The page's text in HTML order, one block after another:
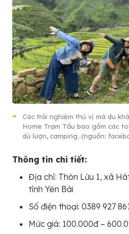
Các trải nghiệm thú vị mà du
Home Trạm Tấu bao gồm các
dù lượn, camping. (nguồn:
Thông tin chi tiết:
Địa chỉ: Thôn Lừu 1, xã
tỉnh Yên Bái
Số điện thoại: 0389 927
Mức giá: 100.000đ –